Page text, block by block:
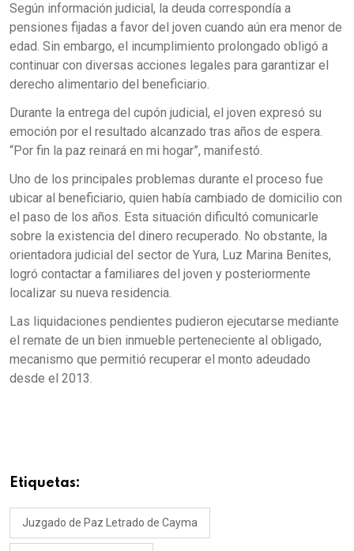
Según información judicial, la deuda correspondía a
pensiones fijadas a favor del joven cuando aún era menor de
edad. Sin embargo, el incumplimiento prolongado obligó a
continuar con diversas acciones legales para garantizar el
derecho alimentario del beneficiario.
Durante la entrega del cupón judicial, el joven expresó su
emoción por el resultado alcanzado tras años de espera.
“Por fin la paz reinará en mi hogar”, manifestó.
Uno de los principales problemas durante el proceso fue
ubicar al beneficiario, quien había cambiado de domicilio con
el paso de los años. Esta situación dificultó comunicarle
sobre la existencia del dinero recuperado. No obstante, la
orientadora judicial del sector de Yura, Luz Marina Benites,
logró contactar a familiares del joven y posteriormente
localizar su nueva residencia.
Las liquidaciones pendientes pudieron ejecutarse mediante
el remate de un bien inmueble perteneciente al obligado,
mecanismo que permitió recuperar el monto adeudado
desde el 2013.
Etiquetas:
Juzgado de Paz Letrado de Cayma